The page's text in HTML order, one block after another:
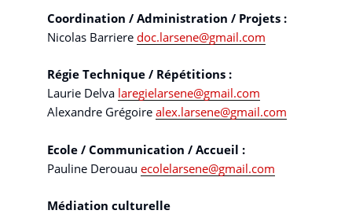
Coordination / Administration / Projets :
Nicolas Barriere doc.larsene@gmail.com
Régie Technique / Répétitions :
Laurie Delva laregielarsene@gmail.com
Alexandre Grégoire alex.larsene@gmail.com
Ecole / Communication / Accueil :
Pauline Derouau ecolelarsene@gmail.com
Médiation culturelle